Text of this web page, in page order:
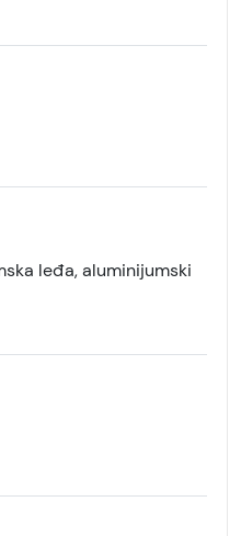
leđa, aluminijumski